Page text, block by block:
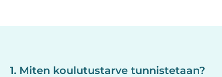
1. Miten koulutustarve tunnistetaan?